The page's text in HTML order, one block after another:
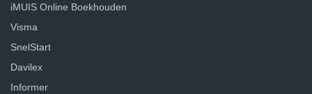
iMUIS Online Boekhouden
Visma
SnelStart
Davilex
Informer